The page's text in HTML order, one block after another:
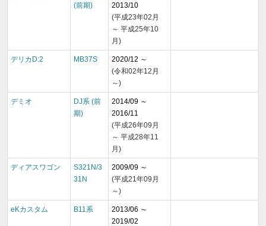
(前期)
2013/10
(平成23年02月
～ 平成25年10
月)
デリカD:2 MB37S
2020/12 ～
(令和02年12月
～)
デミオ
DJ系 (前
期)
2014/09 ～
2016/11
(平成26年09月
～ 平成28年11
月)
ディアスワゴン
S321N/3
31N
2009/09 ～
(平成21年09月
～)
eKカスタム B11系
2013/06 ～
2019/02